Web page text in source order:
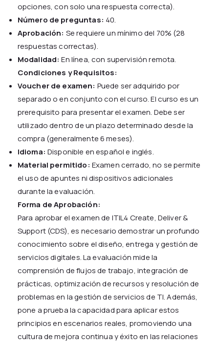
opciones, con solo una respuesta correcta).
Número de preguntas: 40.
Aprobación: Se requiere un mínimo del 70% (28
respuestas correctas).
Modalidad: En línea, con supervisión remota.
Condiciones y Requisitos:
Voucher de examen: Puede ser adquirido por
separado o en conjunto con el curso. El curso es un
prerequisito para presentar el examen. Debe ser
utilizado dentro de un plazo determinado desde la
compra (generalmente 6 meses).
Idioma: Disponible en español e inglés.
Material permitido: Examen cerrado, no se permite
el uso de apuntes ni dispositivos adicionales
durante la evaluación.
Forma de Aprobación:
Para aprobar el examen de ITIL4 Create, Deliver &
Support (CDS), es necesario demostrar un profundo
conocimiento sobre el diseño, entrega y gestión de
servicios digitales. La evaluación mide la
comprensión de flujos de trabajo, integración de
prácticas, optimización de recursos y resolución de
problemas en la gestión de servicios de TI. Además,
pone a prueba la capacidad para aplicar estos
principios en escenarios reales, promoviendo una
cultura de mejora continua y éxito en las relaciones